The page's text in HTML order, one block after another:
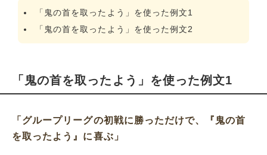
「鬼の首を取ったよう」を使った例文1
「鬼の首を取ったよう」を使った例文2
「鬼の首を取ったよう」を使った例文1
「グループリーグの初戦に勝っただけで、『鬼の首
を取ったよう』に喜ぶ」